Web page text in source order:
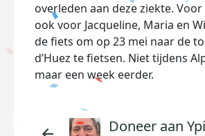
overleden aan deze ziekte.
ook voor Jacqueline, Maria en
de fiets om op 23 mei naar de
d’Huez te fietsen. Niet tijdens
maar een week eerder.
Doneer aan